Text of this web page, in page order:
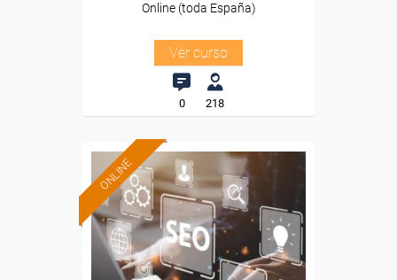
Online (toda España)
Ver curso
0 218
ONLINE
Formación 100%
subvencionada.
Para desempleados,
trabajadores y autónomos.